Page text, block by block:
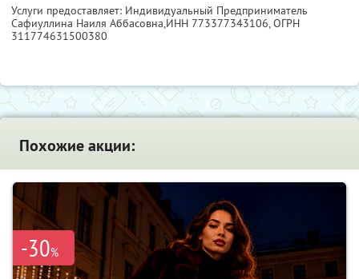
Услуги предоставляет: Индивидуальный Предприниматель
Сафиуллина Наиля Аббасовна,ИНН 773377343106, ОГРН
311774631500380
Похожие акции:
-30%